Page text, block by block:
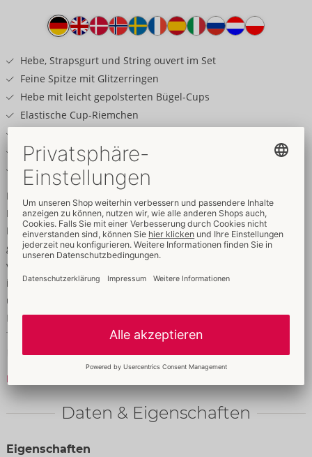
Produkttext
Hebe, Strapsgurt und String ouvert im Set
Feine Spitze mit Glitzerringen
Hebe mit leicht gepolsterten Bügel-Cups
Elastische Cup-Riemchen
Träger und Strapse verstellbar
Weich & elastisch für hohen Tragekomfort
Elegant erotisch mit Glitzerdetails!
Hebe, Strapsgurt und String ouvert vereint im Set von Cottelli
LINGERIE. Alles aus feiner weicher schwarzer Stretch-Spitze
gearbeitet; Hebe und Strapsgurt mit schillernden Glitzerringen
verziert. Die leicht gefütterte Hebe setzt den Busen aufregend
in Szene, der durch elastische Cup-Riemchen und -Bügel schön
umrahmt und gestützt wird. Die Träger und der
Hakenverschluss im Rücken sind passend verstellbar. Schmaler
Taillen-Strapsgurt mit 6 verstellbaren Strumpfhaltern und
Hakenverschluss hinten. Der kleine Spitzen-String verführt mit
seinem offenem Schritt.
90% Polyamid, 10% Elasthan.
Lieferung ohne Strümpfe.
Mehr lesen
Daten & Eigenschaften
Eigenschaften